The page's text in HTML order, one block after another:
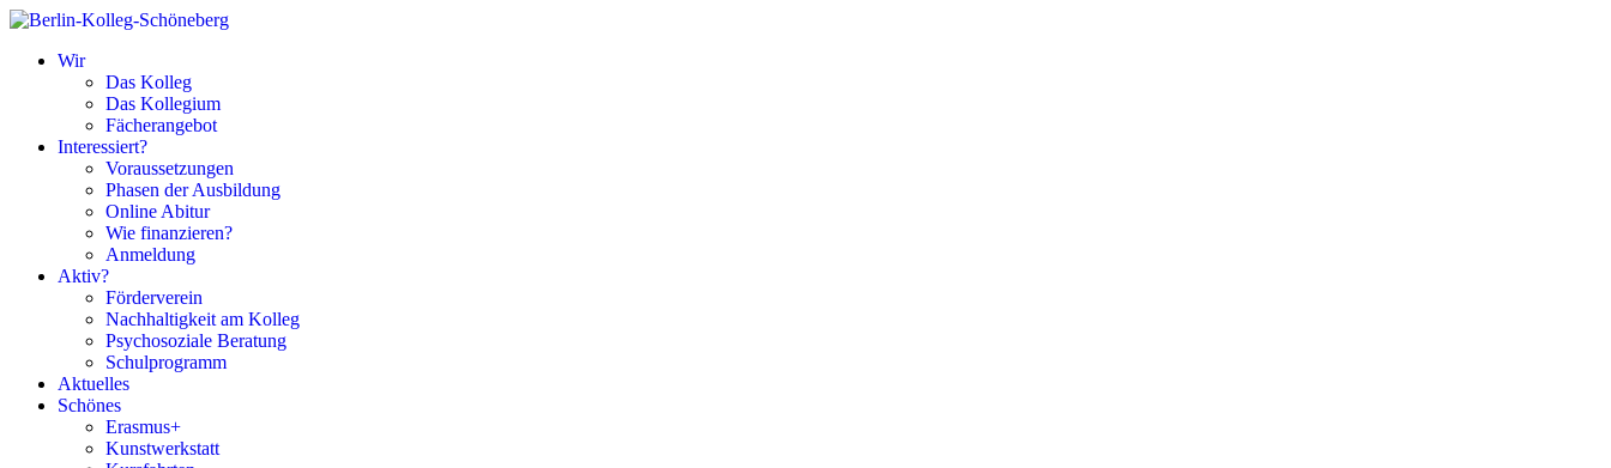
Wir
Das Kolleg
Das Kollegium
Fächerangebot
Interessiert?
Voraussetzungen
Phasen der Ausbildung
Online Abitur
Wie finanzieren?
Anmeldung
Aktiv?
Förderverein
Nachhaltigkeit am Kolleg
Psychosoziale Beratung
Schulprogramm
Aktuelles
Schönes
Erasmus+
Kunstwerkstatt